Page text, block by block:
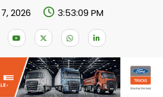
2026 3:53:09 PM